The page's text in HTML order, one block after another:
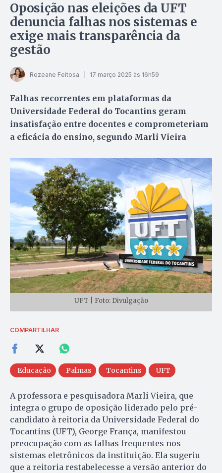
Oposição nas eleições da UFT
denuncia falhas nos sistemas e
exige mais transparência da
gestão
Rozeane Feitosa 17 março 2025 às 16h59
Falhas recorrentes em plataformas da
Universidade Federal do Tocantins geram
insatisfação entre docentes e comprometeriam
a eficácia do ensino, segundo Marli Vieira
UFT | Foto: Divulgação
COMPARTILHAR
Educação Palmas Tocantins UFT
A professora e pesquisadora Marli Vieira, que
integra o grupo de oposição liderado pelo pré-
candidato à reitoria da Universidade Federal do
Tocantins (UFT), George França, manifestou
preocupação com as falhas frequentes nos
sistemas eletrônicos da instituição. Ela sugeriu
que a reitoria restabelecesse a versão anterior do